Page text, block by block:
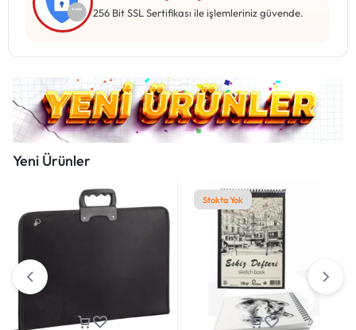
256 Bit SSL Sertifikası ile işlemleriniz güvende.
Yeni Ürünler
Stokta Yok